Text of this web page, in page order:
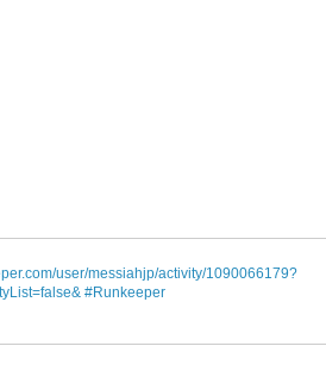
user/messiahjp/activity/1090066179?
#Runkeeper